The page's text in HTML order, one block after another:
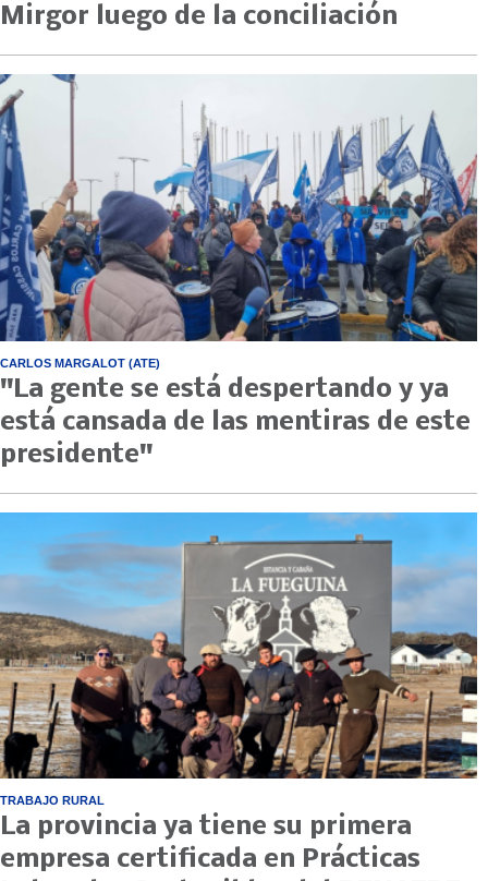
Mirgor luego de la conciliación
CARLOS MARGALOT (ATE)
"La gente se está despertando y ya
está cansada de las mentiras de este
presidente"
TRABAJO RURAL
La provincia ya tiene su primera
empresa certificada en Prácticas